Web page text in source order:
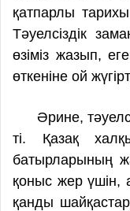
қатпарлы
Тәуелсіздік
өзіміз жазып,
өткеніне ой
Әрине,
ті. Қазақ
батырларының
қоныс жер үшін,
қанды